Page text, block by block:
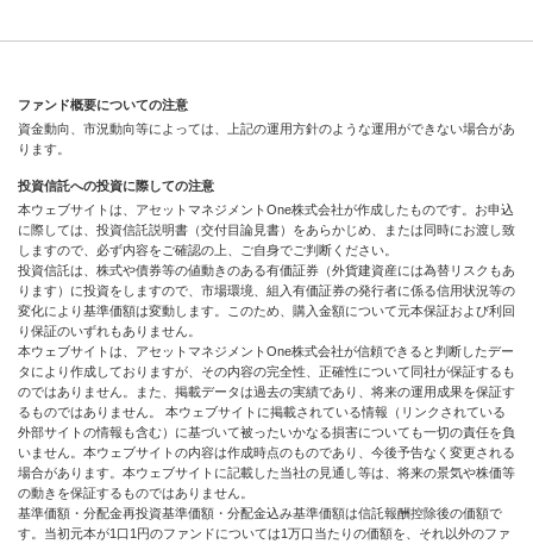
ファンド概要についての注意
資金動向、市況動向等によっては、上記の運用方針のような運用ができない場合があ
ります。
投資信託への投資に際しての注意
本ウェブサイトは、アセットマネジメントOne株式会社が作成したものです。お申込
に際しては、投資信託説明書（交付目論見書）をあらかじめ、または同時にお渡し致
しますので、必ず内容をご確認の上、ご自身でご判断ください。
投資信託は、株式や債券等の値動きのある有価証券（外貨建資産には為替リスクもあ
ります）に投資をしますので、市場環境、組入有価証券の発行者に係る信用状況等の
変化により基準価額は変動します。このため、購入金額について元本保証および利回
り保証のいずれもありません。
本ウェブサイトは、アセットマネジメントOne株式会社が信頼できると判断したデー
タにより作成しておりますが、その内容の完全性、正確性について同社が保証するも
のではありません。また、掲載データは過去の実績であり、将来の運用成果を保証す
るものではありません。 本ウェブサイトに掲載されている情報（リンクされている
外部サイトの情報も含む）に基づいて被ったいかなる損害についても一切の責任を負
いません。本ウェブサイトの内容は作成時点のものであり、今後予告なく変更される
場合があります。本ウェブサイトに記載した当社の見通し等は、将来の景気や株価等
の動きを保証するものではありません。
基準価額・分配金再投資基準価額・分配金込み基準価額は信託報酬控除後の価額で
す。当初元本が1口1円のファンドについては1万口当たりの価額を、それ以外のファ